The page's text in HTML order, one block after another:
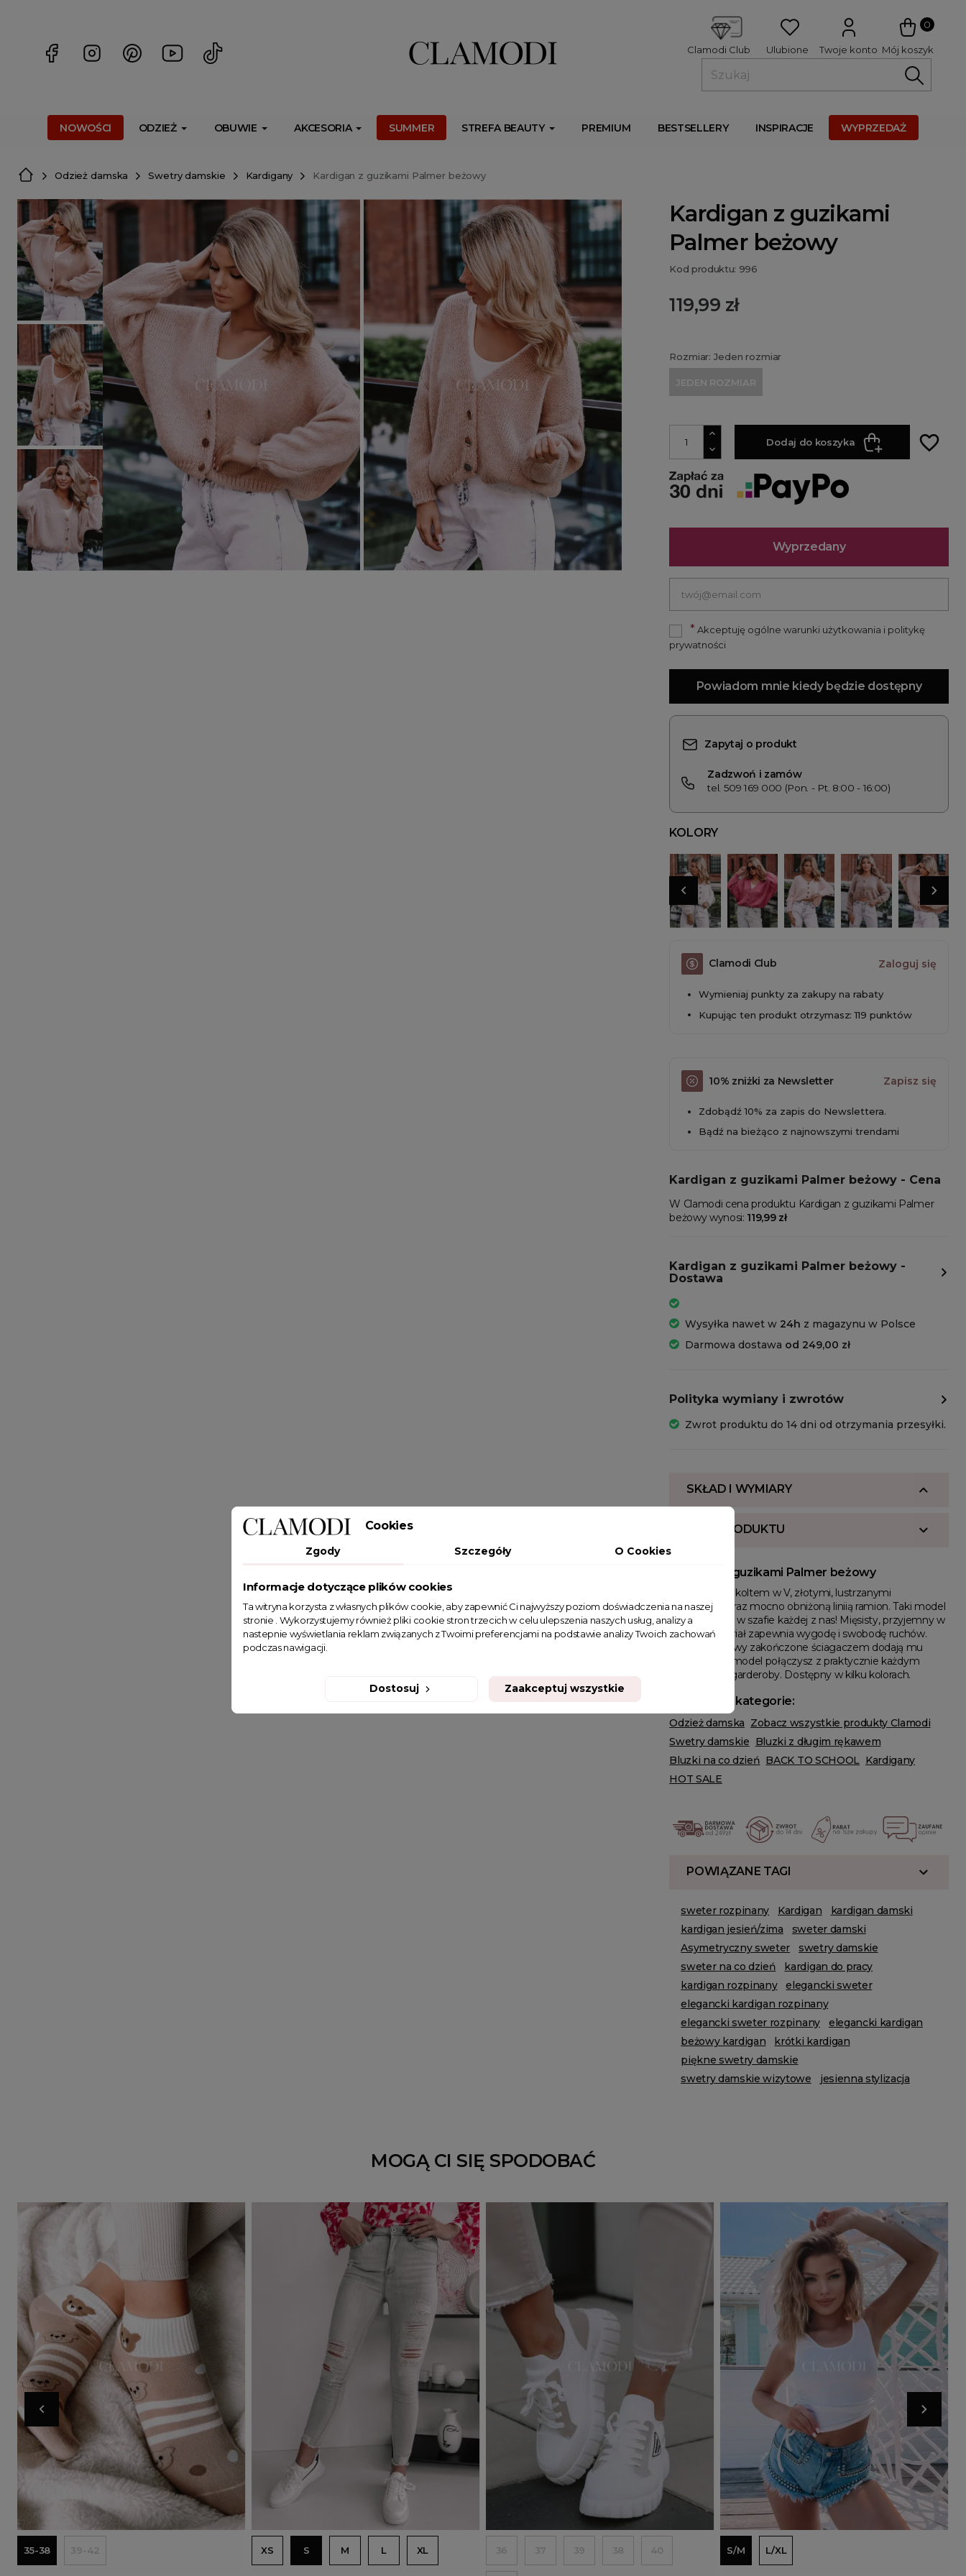
0
Mój koszyk
Twoje konto
Ulubione
Clamodi Club
NOWOŚCI ODZIEŻ OBUWIE AKCESORIA SUMMER STREFA BEAUTY PREMIUM BESTSELLERY INSPIRACJE WYPRZEDAŻ
Odzież damska Swetry damskie Kardigany Kardigan z guzikami Palmer beżowy
Kardigan z guzikami
Palmer beżowy
Kod produktu: 996
119,99 zł
Rozmiar: Jeden rozmiar
JEDEN ROZMIAR
Dodaj do koszyka favorite_border
Wyprzedany
* Akceptuję ogólne warunki użytkowania i politykę
prywatności
Powiadom mnie kiedy będzie dostępny
Zapytaj o produkt
Zadzwoń i zamów
tel. 509 169 000 (Pon. - Pt. 8:00 - 16:00)
KOLORY
Clamodi Club Zaloguj się
Wymieniaj punkty za zakupy na rabaty
Kupując ten produkt otrzymasz: 119 punktów
10% zniżki za Newsletter Zapisz się
Zdobądź 10% za zapis do Newslettera.
Bądź na bieżąco z najnowszymi trendami
Kardigan z guzikami Palmer beżowy - Cena
W Clamodi cena produktu Kardigan z guzikami Palmer
beżowy wynosi: 119,99 zł
Kardigan z guzikami Palmer beżowy -
Dostawa
Wysyłka nawet w 24h z magazynu w Polsce
Darmowa dostawa od 249,00 zł
Polityka wymiany i zwrotów
Zwrot produktu do 14 dni od otrzymania przesyłki.
SKŁAD I WYMIARY
OPIS PRODUKTU
Kardigan z guzikami Palmer beżowy
Kardigan z dekoltem w V, złotymi, lustrzanymi
guziczkami oraz mocno obniżoną liniią ramion. Taki model
sprawdzi sięw w szafie każdej z nas! Mięsisty, przyjemny w
dotyku materiał zapewnia wygodę i swobodę ruchów.
Szerokie rękawy zakończone ściagaczem dodają mu
lekkości. Ten model połączysz z praktycznie każdym
elementem garderoby. Dostępny w kilku kolorach.
Powiązane kategorie:
Odzież damska Zobacz wszystkie produkty Clamodi
Swetry damskie Bluzki z długim rękawem
Bluzki na co dzień BACK TO SCHOOL Kardigany
HOT SALE
POWIĄZANE TAGI
sweter rozpinany Kardigan
kardigan damski
kardigan jesień/zima
sweter damski
Asymetryczny sweter
swetry damskie
sweter na co dzień
kardigan do pracy
kardigan rozpinany
elegancki sweter
elegancki kardigan rozpinany
elegancki sweter rozpinany
elegancki kardigan
beżowy kardigan
krótki kardigan
piękne swetry damskie
swetry damskie wizytowe
jesienna stylizacja
MOGĄ CI SIĘ SPODOBAĆ
35-38 39-42
Dodaj do koszyka
XS S M L XL
Dodaj do koszyka
Wyprzedany
36 37 39 38 40 S/M L/XL
Cookies
Zgody Szczegóły O Cookies
Informacje dotyczące plików cookies
Ta witryna korzysta z własnych plików cookie, aby zapewnić Ci najwyższy poziom doświadczenia na naszej
stronie . Wykorzystujemy również pliki cookie stron trzecich w celu ulepszenia naszych usług, analizy a
nastepnie wyświetlania reklam związanych z Twoimi preferencjami na podstawie analizy Twoich zachowań
podczas nawigacji.
Dostosuj Zaakceptuj wszystkie